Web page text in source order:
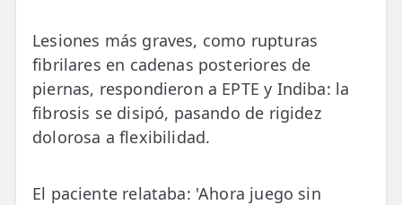
Lesiones más graves, como rupturas
fibrilares en cadenas posteriores de
piernas, respondieron a EPTE y Indiba: la
fibrosis se disipó, pasando de rigidez
dolorosa a flexibilidad.
El paciente relataba: 'Ahora juego sin